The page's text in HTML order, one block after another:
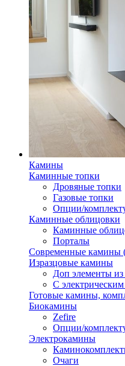
Камины
Каминные топки
Дровяные топки
Газовые топки
Опции/
Каминные облицовки
Каминные
Порталы
Современные камины
Изразцовые камины
Доп элементы
С
Готовые камины,
Биокамины
Zefire
Опции/
Электрокамины
Очаги